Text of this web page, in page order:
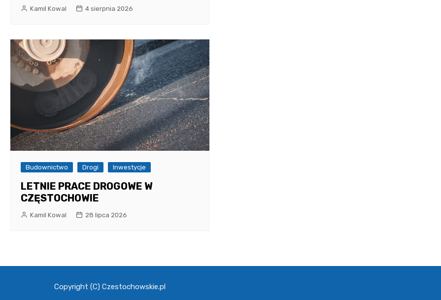
Kamil Kowal 4 sierpnia 2026
Budownictwo Drogi Inwestycje
LETNIE PRACE DROGOWE W
CZĘSTOCHOWIE
Kamil Kowal 28 lipca 2026
Copyright (C) Czestochowskie.pl